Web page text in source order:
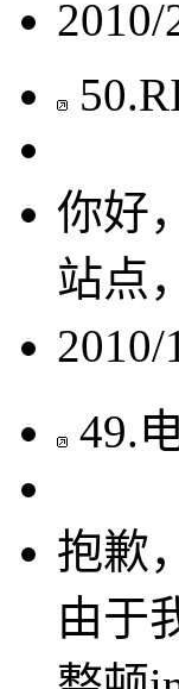
2010/
50.
你好
站点
2010/
49.
抱歉，
由于